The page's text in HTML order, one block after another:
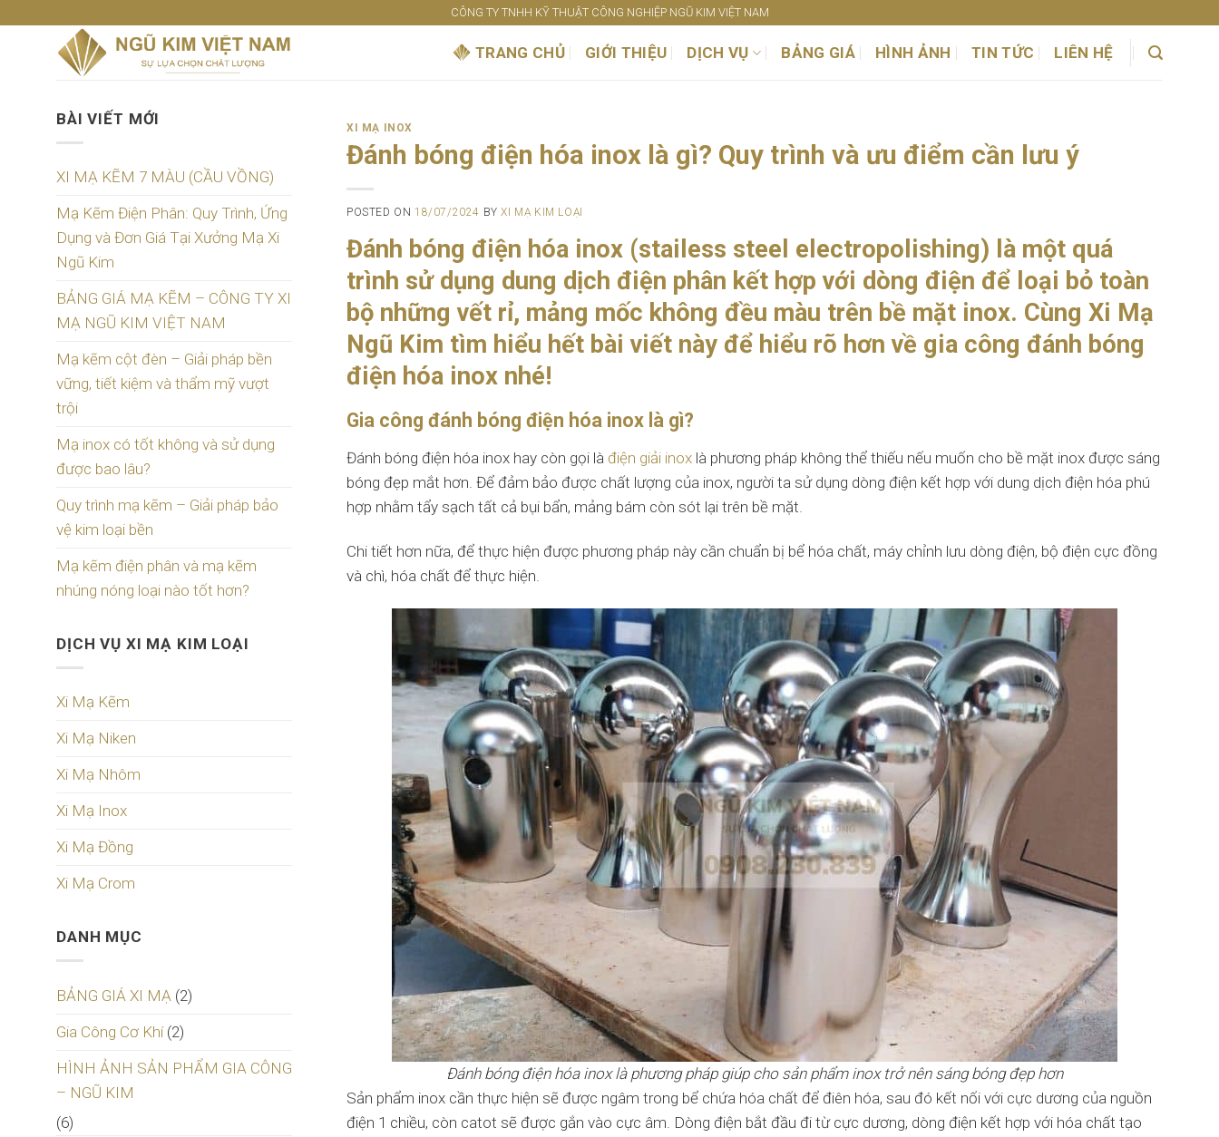
CÔNG TY TNHH KỸ THUẬT CÔNG NGHIỆP NGŨ KIM VIỆT NAM
TRANG CHỦ GIỚI THIỆU DỊCH VỤ BẢNG GIÁ HÌNH ẢNH TIN TỨC LIÊN HỆ
BÀI VIẾT MỚI
XI MẠ KẼM 7 MÀU (CẦU VỒNG)
Mạ Kẽm Điện Phân: Quy Trình, Ứng
Dụng và Đơn Giá Tại Xưởng Mạ Xi
Ngũ Kim
BẢNG GIÁ MẠ KẼM – CÔNG TY XI
MẠ NGŨ KIM VIỆT NAM
Mạ kẽm cột đèn – Giải pháp bền
vững, tiết kiệm và thẩm mỹ vượt
trội
Mạ inox có tốt không và sử dụng
được bao lâu?
Quy trình mạ kẽm – Giải pháp bảo
vệ kim loại bền
Mạ kẽm điện phân và mạ kẽm
nhúng nóng loại nào tốt hơn?
DỊCH VỤ XI MẠ KIM LOẠI
Xi Mạ Kẽm
Xi Mạ Niken
Xi Mạ Nhôm
Xi Mạ Inox
Xi Mạ Đồng
Xi Mạ Crom
DANH MỤC
BẢNG GIÁ XI MẠ (2)
Gia Công Cơ Khí(2)
HÌNH ẢNH SẢN PHẨM GIA CÔNG
– NGŨ KIM
(6)
XI MẠ INOX
Đánh bóng điện hóa inox là gì? Quy trình và ưu điểm cần lưu ý
POSTED ON 18/07/2024 BYXI MẠ KIM LOẠI
Đánh bóng điện hóa inox (stailess steel electropolishing) là một quá
trình sử dụng dung dịch điện phân kết hợp với dòng điện để loại bỏ toàn
bộ những vết rỉ, mảng mốc không đều màu trên bề mặt inox. Cùng Xi Mạ
Ngũ Kim tìm hiểu hết bài viết này để hiểu rõ hơn về gia công đánh bóng
điện hóa inox nhé!
Gia công đánh bóng điện hóa inox là gì?
Đánh bóng điện hóa inox hay còn gọi là điện giải inox là phương pháp không thể thiếu nếu muốn cho bề mặt inox được sáng
bóng đẹp mắt hơn. Để đảm bảo được chất lượng của inox, người ta sử dụng dòng điện kết hợp với dung dịch điện hóa phú
hợp nhằm tẩy sạch tất cả bụi bẩn, mảng bám còn sót lại trên bề mặt.
Chi tiết hơn nữa, để thực hiện được phương pháp này cần chuẩn bị bể hóa chất, máy chỉnh lưu dòng điện, bộ điện cực đồng
và chì, hóa chất để thực hiện.
Đánh bóng điện hóa inox là phương pháp giúp cho sản phẩm inox trở nên sáng bóng đẹp hơn
Sản phẩm inox cần thực hiện sẽ được ngâm trong bể chứa hóa chất để điên hóa, sau đó kết nối với cực dương của nguồn
điện 1 chiều, còn catot sẽ được gắn vào cực âm. Dòng điện bắt đầu đi từ cực dương, dòng điện kết hợp với hóa chất tạo